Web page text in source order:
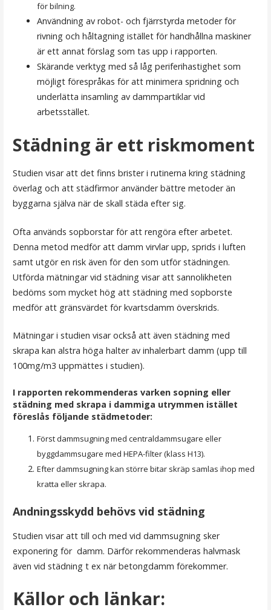
för bilning.
Användning av robot- och fjärrstyrda metoder för
rivning och håltagning istället för handhållna maskiner
är ett annat förslag som tas upp i rapporten.
Skärande verktyg med så låg periferihastighet som
möjligt förespråkas för att minimera spridning och
underlätta insamling av dammpartiklar vid
arbetsstället.
Städning är ett riskmoment
Studien visar att det finns brister i rutinerna kring städning
överlag och att städfirmor använder bättre metoder än
byggarna själva när de skall städa efter sig.
Ofta används sopborstar för att rengöra efter arbetet.
Denna metod medför att damm virvlar upp, sprids i luften
samt utgör en risk även för den som utför städningen.
Utförda mätningar vid städning visar att sannolikheten
bedöms som mycket hög att städning med sopborste
medför att gränsvärdet för kvartsdamm överskrids.
Mätningar i studien visar också att även städning med
skrapa kan alstra höga halter av inhalerbart damm (upp till
100mg/m3 uppmättes i studien).
I rapporten rekommenderas varken sopning eller
städning med skrapa i dammiga utrymmen istället
föreslås följande städmetoder:
Först dammsugning med centraldammsugare eller
byggdammsugare med HEPA-filter (klass H13).
Efter dammsugning kan större bitar skräp samlas ihop med
kratta eller skrapa.
Andningsskydd behövs vid städning
Studien visar att till och med vid dammsugning sker
exponering för damm. Därför rekommenderas halvmask
även vid städning t ex när betongdamm förekommer.
Källor och länkar: